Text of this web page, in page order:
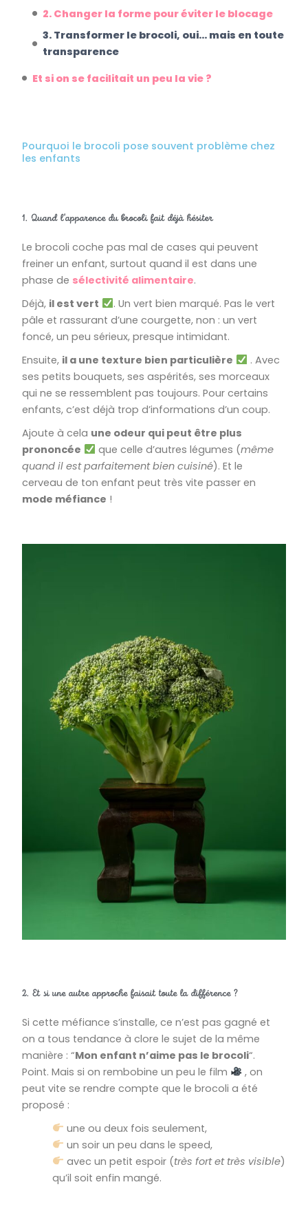
2. Changer la forme pour éviter le blocage
3. Transformer le brocoli, oui... mais en toute
transparence
Et si on se facilitait un peu la vie ?
Pourquoi le brocoli pose souvent problème chez
les enfants
1. Quand l'apparence du brocoli fait déjà hésiter
Le brocoli coche pas mal de cases qui peuvent
freiner un enfant, surtout quand il est dans une
phase de sélectivité alimentaire.
Déjà, il est vert
. Un vert bien marqué. Pas le vert
pâle et rassurant d’une courgette, non : un vert
foncé, un peu sérieux, presque intimidant.
Ensuite, il a une texture bien particulière
. Avec
ses petits bouquets, ses aspérités, ses morceaux
qui ne se ressemblent pas toujours. Pour certains
enfants, c’est déjà trop d’informations d’un coup.
Ajoute à cela une odeur qui peut être plus
prononcée
que celle d’autres légumes (même
quand il est parfaitement bien cuisiné). Et le
cerveau de ton enfant peut très vite passer en
mode méfiance !
2. Et si une autre approche faisait toute la différence ?
Si cette méfiance s’installe, ce n’est pas gagné et
on a tous tendance à clore le sujet de la même
manière : “Mon enfant n’aime pas le brocoli“.
Point.Mais si on rembobine un peu le film
, on
peut vite se rendre compte que le brocoli a été
proposé :
une ou deux fois seulement,
un soir un peu dans le speed,
avec un petit espoir (très fort et très visible)
qu’il soit enfin mangé.